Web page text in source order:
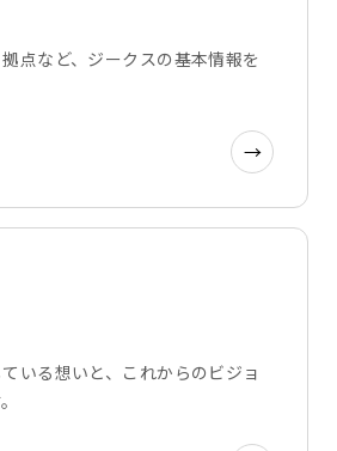
点など、ジークスの基本情報を
→
いる想いと、これからのビジョ